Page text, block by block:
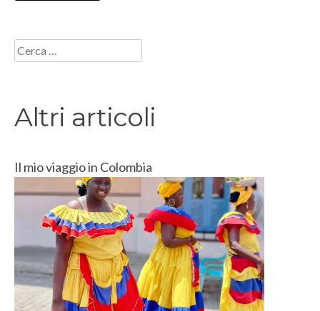
Ricerca
per:
Altri articoli
Il mio viaggio in Colombia